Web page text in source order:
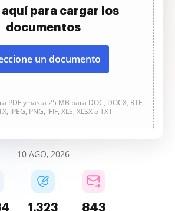
aquí para cargar los
documentos
un documento
PDF y hasta 25 MB para DOC, DOCX, RTF,
JPEG, PNG, JFIF, XLS, XLSX o TXT
10 AGO, 2026
1,323 843